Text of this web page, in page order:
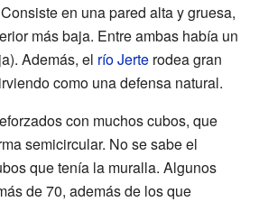
en una pared alta y gruesa,
más baja. Entre ambas había un
Además, el río Jerte rodea gran
como una defensa natural.
con muchos cubos, que
semicircular. No se sabe el
que tenía la muralla. Algunos
de 70, además de los que